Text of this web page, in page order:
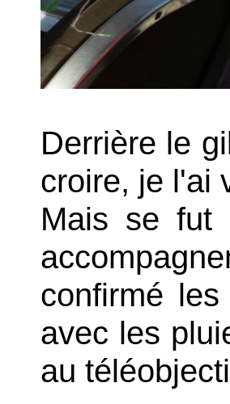
Derrière le
croire, je l'ai
Mais se fut
confirmé
avec les
au